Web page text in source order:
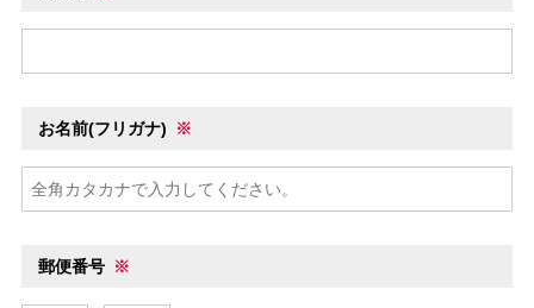
お名前(フリガナ) ※
郵便番号 ※